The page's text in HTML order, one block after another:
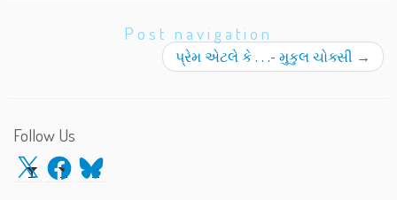
Post navigation
પ્રેમ એટલે કે . . .- મુકુલ ચોક્સી →
Follow Us
X Facebook
Bluesky